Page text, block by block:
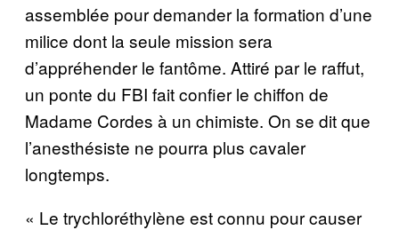
assemblée pour demander la formation d’une
milice dont la seule mission sera
d’appréhender le fantôme. Attiré par le raffut,
un ponte du FBI fait confier le chiffon de
Madame Cordes à un chimiste. On se dit que
l’anesthésiste ne pourra plus cavaler
longtemps.
« Le trychloréthylène est connu pour causer